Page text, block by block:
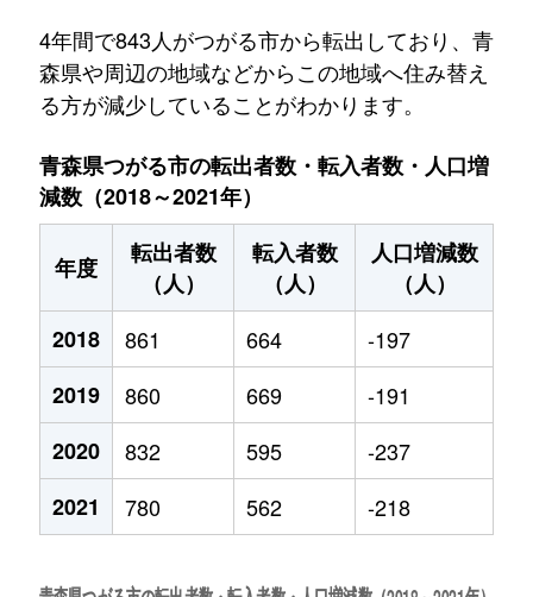
4年間で843人がつがる市から転出しており、青
森県や周辺の地域などからこの地域へ住み替え
る方が減少していることがわかります。
青森県つがる市の転出者数・転入者数・人口増
減数（2018～2021年）
年度
転出者数
（人）
転入者数
（人）
人口増減数
（人）
2018
861 664
-197
2019
860 669
-191
2020
832 595
-237
2021
780 562 -218